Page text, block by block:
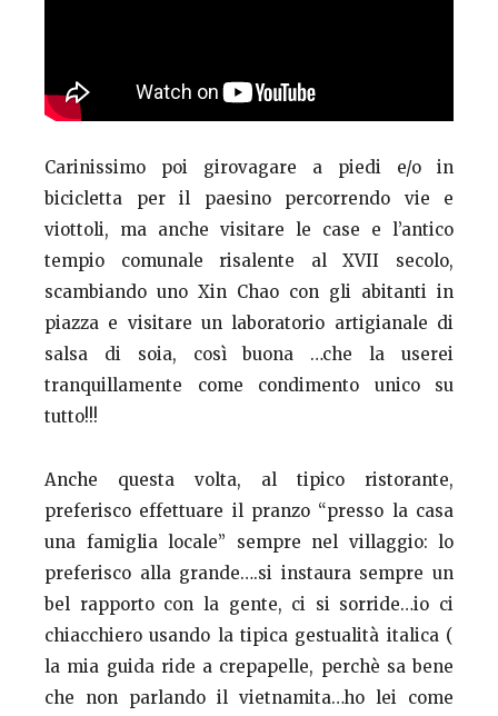
Carinissimo poi girovagare a piedi e/o in
bicicletta per il paesino percorrendo vie e
viottoli, ma anche visitare le case e l’antico
tempio comunale risalente al XVII secolo,
scambiando uno Xin Chao con gli abitanti in
piazza e visitare un laboratorio artigianale di
salsa di soia, così buona …che la userei
tranquillamente come condimento unico su
tutto!!!
Anche questa volta, al tipico ristorante,
preferisco effettuare il pranzo “presso la casa
una famiglia locale” sempre nel villaggio: lo
preferisco alla grande….si instaura sempre un
bel rapporto con la gente, ci si sorride…io ci
chiacchiero usando la tipica gestualità italica (
la mia guida ride a crepapelle, perchè sa bene
che non parlando il vietnamita…ho lei come